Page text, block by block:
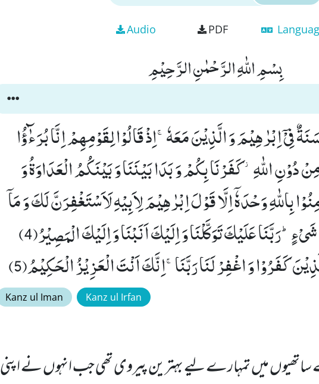
Audio PDF
بِسْمِ اللّٰهِ الرَّحْمٰنِ الرَّحِیْمِ
فِیْۤ اِبْرٰهِیْمَ وَ الَّذِیْنَ مَعَهٗۚ-اِذْ قَالُوْا لِقَوْمِهِمْ اِنَّا بُرَءٰٓؤُا
اللّٰهِ٘-كَفَرْنَا بِكُمْ وَ بَدَا بَیْنَنَا وَ بَیْنَكُمُ الْعَدَاوَةُ وَ
بِاللّٰهِ وَحْدَهٗۤ اِلَّا قَوْلَ اِبْرٰهِیْمَ لِاَبِیْهِ لَاَسْتَغْفِرَنَّ لَكَ وَ مَاۤ
اَمْلِكُ لَكَ مِنَ اللّٰهِ مِنْ شَیْءٍؕ-رَبَّنَا عَلَیْكَ تَوَكَّلْنَا وَ اِلَیْكَ اَنَبْنَا وَ اِلَیْكَ الْمَصِیْرُ(4)
كَفَرُوْا وَ اغْفِرْ لَنَا رَبَّنَاۚ-اِنَّكَ اَنْتَ الْعَزِیْزُ الْحَكِیْمُ(5)
Kanz ul Iman Kanz ul Irfan
ساتھیوں میں تمہارے لیے بہترین پیروی تھی جب انہوں نے اپنی